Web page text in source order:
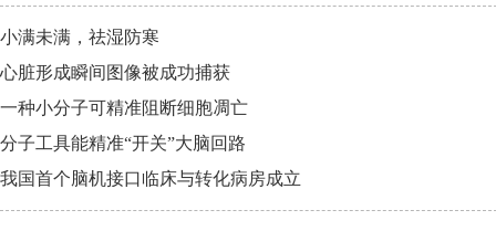
小满未满，祛湿防寒
心脏形成瞬间图像被成功捕获
一种小分子可精准阻断细胞凋亡
分子工具能精准“开关”大脑回路
我国首个脑机接口临床与转化病房成立